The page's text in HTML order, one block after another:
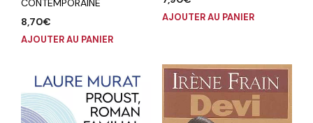
CONTEMPORAINE
8,70€
AJOUTER AU PANIER
AJOUTER AU PANIER